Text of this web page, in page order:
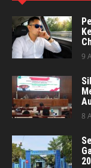
9
8